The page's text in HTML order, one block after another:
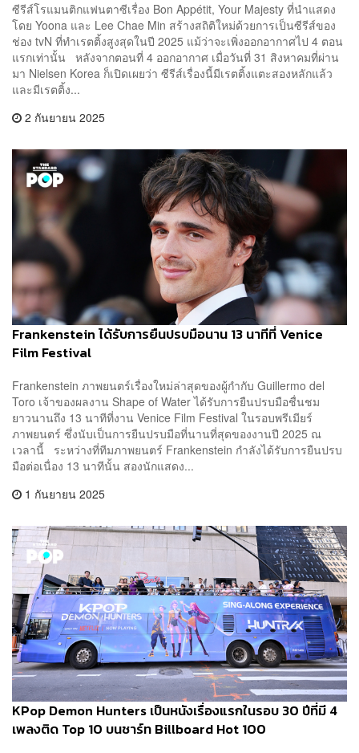
ซีรีส์โรแมนติกแฟนตาซีเรื่อง Bon Appétit, Your Majesty ที่นำแสดง
โดย Yoona และ Lee Chae Min สร้างสถิติใหม่ด้วยการเป็นซีรีส์ของ
ช่อง tvN ที่ทำเรตติ้งสูงสุดในปี 2025 แม้ว่าจะเพิ่งออกอากาศไป 4 ตอน
แรกเท่านั้น หลังจากตอนที่ 4 ออกอากาศ เมื่อวันที่ 31 สิงหาคมที่ผ่าน
มา Nielsen Korea ก็เปิดเผยว่า ซีรีส์เรื่องนี้มีเรตติ้งแตะสองหลักแล้ว
และมีเรตติ้ง...
2 กันยายน 2025
Frankenstein ได้รับการยืนปรบมือนาน 13 นาทีที่ Venice
Film Festival
Frankenstein ภาพยนตร์เรื่องใหม่ล่าสุดของผู้กำกับ Guillermo del
Toro เจ้าของผลงาน Shape of Water ได้รับการยืนปรบมือชื่นชม
ยาวนานถึง 13 นาทีที่งาน Venice Film Festival ในรอบพรีเมียร์
ภาพยนตร์ ซึ่งนับเป็นการยืนปรบมือที่นานที่สุดของงานปี 2025 ณ
เวลานี้ ระหว่างที่ทีมภาพยนตร์ Frankenstein กำลังได้รับการยืนปรบ
มือต่อเนื่อง 13 นาทีนั้น สองนักแสดง...
1 กันยายน 2025
KPop Demon Hunters เป็นหนังเรื่องแรกในรอบ 30 ปีที่มี 4
เพลงติด Top 10 บนชาร์ท Billboard Hot 100